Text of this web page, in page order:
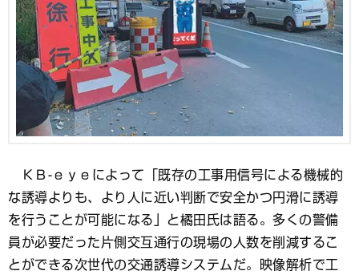
ＫＢ-ｅｙｅによって「既存の工事用信号による機械的
な誘導よりも、より人に近い判断で安全かつ円滑に誘導
を行うことが可能になる」と橘田氏は語る。多くの警備
員が必要だった片側交互通行の現場の人数を削減するこ
とができる次世代の交通誘導システムだ。映像解析で工